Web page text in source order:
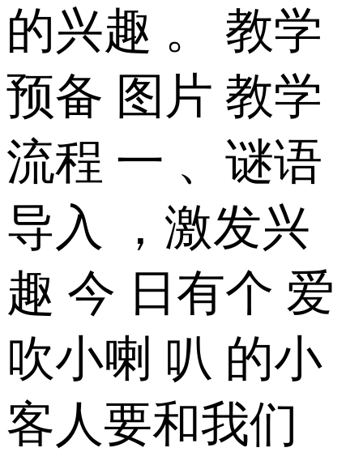
的兴趣 。 教学
预备 图片 教学
流程 一 、谜语
导入 ，激发兴
趣 今 日有个 爱
吹小喇 叭 的小
客人要和我们